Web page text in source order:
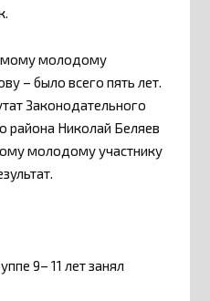
молодому
– было всего пять лет.
Законодательного
района Николай Беляев
молодому участнику
9– 11 лет занял